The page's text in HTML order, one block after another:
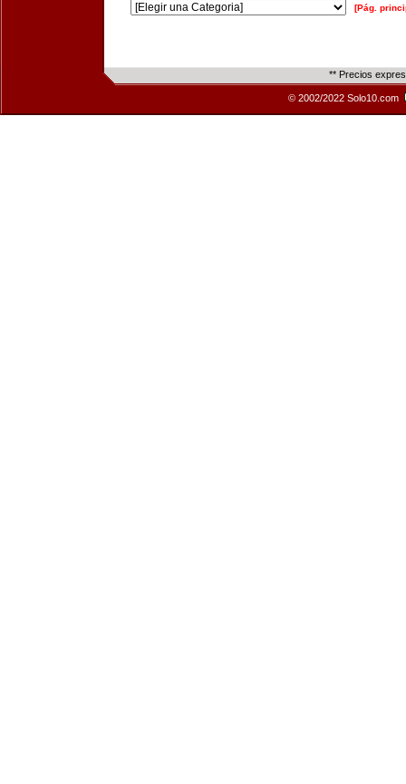
[Pág.
** Precios
© 2002/2022 Solo10.com